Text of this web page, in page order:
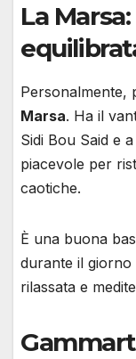
La
Personalmente,
Marsa. Ha il
Sidi Bou Said e
piacevole per
caotiche.
È una buona
durante il
rilassata e